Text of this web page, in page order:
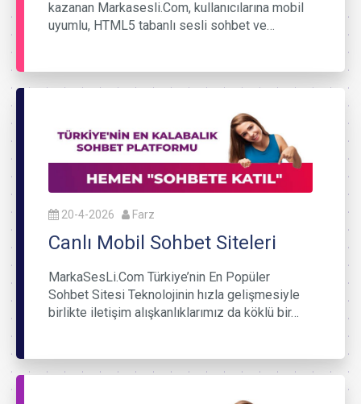
kazanan Markasesli.Com, kullanıcılarına mobil
uyumlu, HTML5 tabanlı sesli sohbet ve…
20-4-2026 Farz
Canlı Mobil Sohbet Siteleri
MarkaSesLi.Com Türkiye’nin En Popüler
Sohbet Sitesi Teknolojinin hızla gelişmesiyle
birlikte iletişim alışkanlıklarımız da köklü bir…